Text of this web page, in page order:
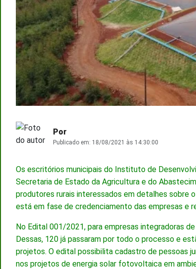
Por
Publicado em: 18/08/2021 às 14:30:00
Os escritórios municipais do Instituto de
Secretaria de Estado da Agricultura e do
produtores rurais interessados em detalhes sobre o
está em fase de credenciamento das empresas e
No Edital 001/2021, para empresas integradoras
Dessas, 120 já passaram por todo o processo e
projetos. O edital possibilita cadastro de pessoas
nos projetos de energia solar fotovoltaica em